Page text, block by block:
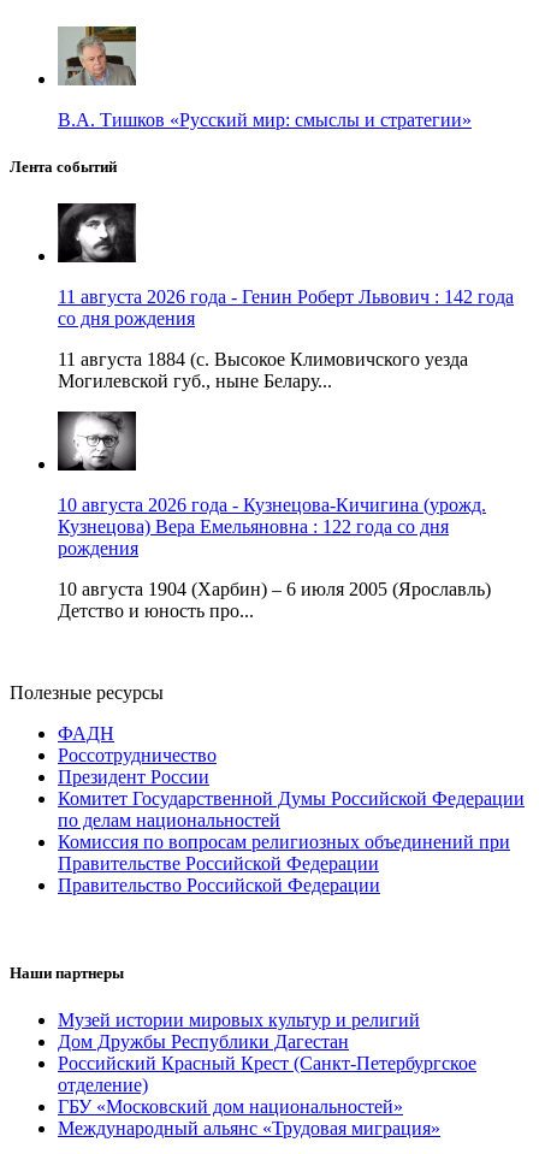
В.А. Тишков «Русский мир: смыслы и стратегии»
Лента событий
11 августа 2026 года - Генин Роберт Львович : 142 года
со дня рождения
11 августа 1884 (с. Высокое Климовичского уезда
Могилевской губ., ныне Белару...
10 августа 2026 года - Кузнецова-Кичигина (урожд.
Кузнецова) Вера Емельяновна : 122 года со дня
рождения
10 августа 1904 (Харбин) – 6 июля 2005 (Ярославль)
Детство и юность про...
Полезные ресурсы
ФАДН
Россотрудничество
Президент России
Комитет Государственной Думы Российской Федерации
по делам национальностей
Комиссия по вопросам религиозных объединений при
Правительстве Российской Федерации
Правительство Российской Федерации
Наши партнеры
Музей истории мировых культур и религий
Дом Дружбы Республики Дагестан
Российский Красный Крест (Санкт-Петербургское
отделение)
ГБУ «Московский дом национальностей»
Международный альянс «Трудовая миграция»